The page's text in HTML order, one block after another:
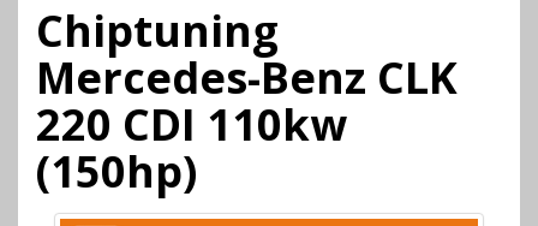
Chiptuning
Mercedes-Benz CLK
220 CDI 110kw
(150hp)